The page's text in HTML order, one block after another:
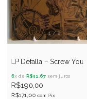
1/2
LP Defalla – Screw You
6x de R$31,67 sem juros
R$190,00
R$171,00 com Pix